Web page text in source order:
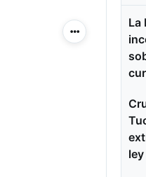
Más acciones
La
ley